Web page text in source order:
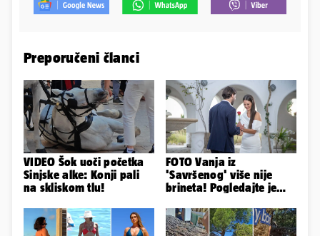
Preporučeni članci
VIDEO Šok uoči početka
Sinjske alke: Konji pali
na skliskom tlu!
FOTO Vanja iz
'Savršenog' više nije
brineta! Pogledajte je